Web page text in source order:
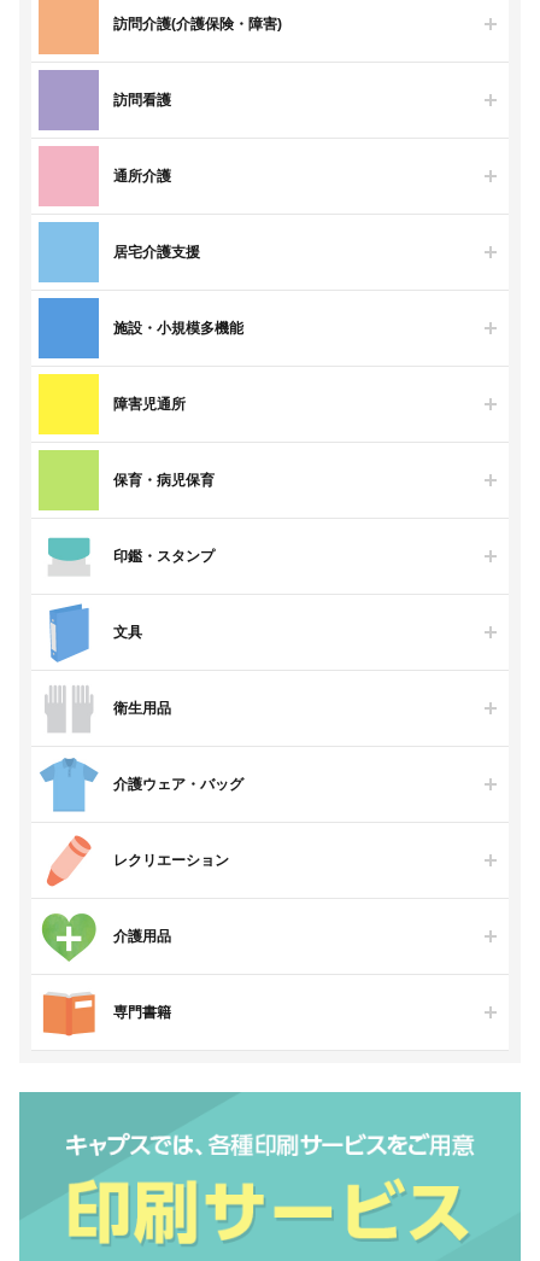
訪問介護(介護保険・障害)
訪問看護
通所介護
居宅介護支援
施設・小規模多機能
障害児通所
保育・病児保育
印鑑・スタンプ
文具
衛生用品
介護ウェア・バッグ
レクリエーション
介護用品
専門書籍